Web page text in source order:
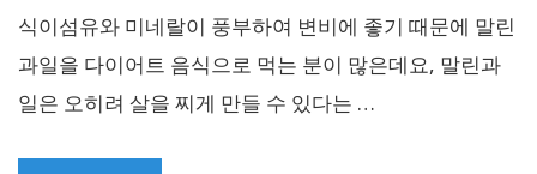
식이섬유와 미네랄이 풍부하여 변비에 좋기 때문에 말린
과일을 다이어트 음식으로 먹는 분이 많은데요, 말린과
일은 오히려 살을 찌게 만들 수 있다는 …